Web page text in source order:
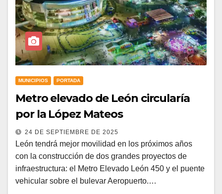
MUNICIPIOS PORTADA
Metro elevado de León circularía
por la López Mateos
24 DE SEPTIEMBRE DE 2025
León tendrá mejor movilidad en los próximos años
con la construcción de dos grandes proyectos de
infraestructura: el Metro Elevado León 450 y el puente
vehicular sobre el bulevar Aeropuerto.…